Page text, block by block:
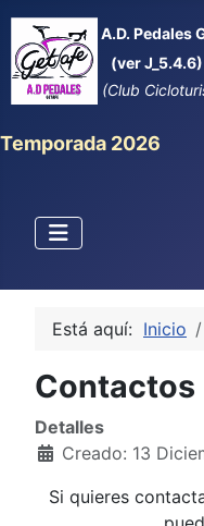
A.D. Pedales
(ver J_5.4.6)
(Club
Temporada 2026
Está aquí: Inicio
Contactos
Detalles
Creado: 13
Si quieres